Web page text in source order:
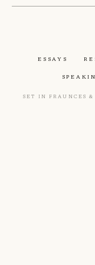
Essays
Set in Fraunces &